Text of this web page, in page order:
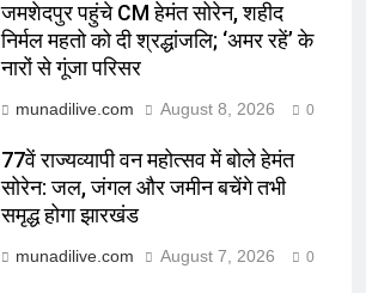
जमशेदपुर पहुंचे CM हेमंत सोरेन, शहीद
निर्मल महतो को दी श्रद्धांजलि; ‘अमर रहें’ के
नारों से गूंजा परिसर
munadilive.com August 8, 2026 0
77वें राज्यव्यापी वन महोत्सव में बोले हेमंत
सोरेन: जल, जंगल और जमीन बचेंगे तभी
समृद्ध होगा झारखंड
munadilive.com August 7, 2026 0